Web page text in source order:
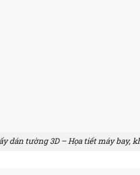
dán tường 3D – Họa tiết máy bay,